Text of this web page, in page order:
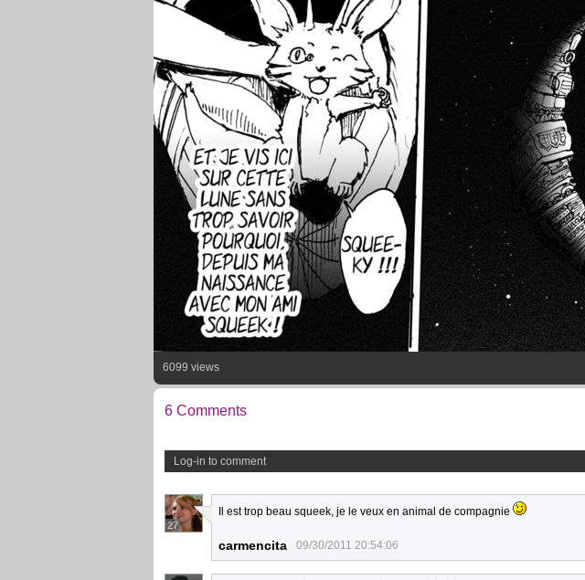
6099 views
6 Comments
Log-in to comment
27
Il est trop beau squeek, je le veux en animal de compagnie
carmencita 09/30/2011 20:54:06